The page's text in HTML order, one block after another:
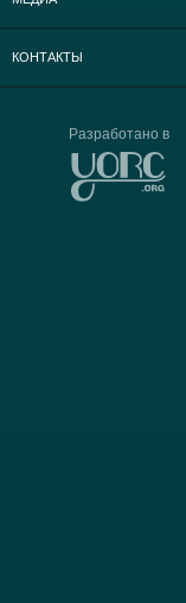
КОНТАКТЫ
Разработано в